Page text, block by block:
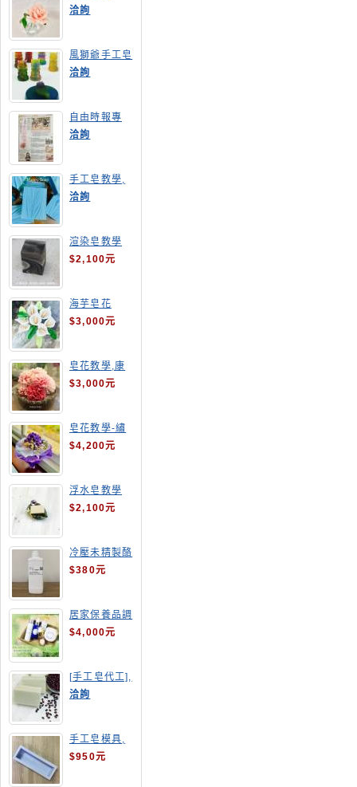
洽詢
風獅爺手工皂
洽詢
自由時報專
訪,手工皂達
人陳德昇老師
洽詢
手工皂教學,
手工皂當月課
程,渲染皂
洽詢
渲染皂教學
$2,100元
海芋皂花
$3,000元
皂花教學,康
乃馨
$3,000元
皂花教學-繡
球花皂花束
$4,200元
浮水皂教學
$2,100元
冷壓未精製酪
梨油
$380元
居家保養品調
配班
$4,000元
[手工皂代工],
酒粕皂
洽詢
手工皂模具,
長方形吐司模
$950元